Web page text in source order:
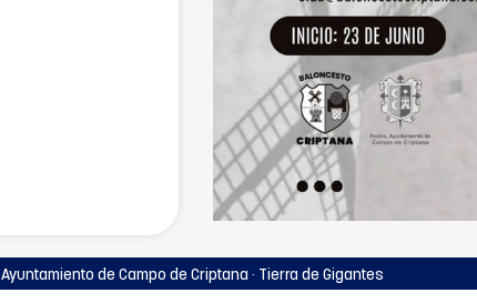
Ayuntamiento de Campo de Criptana · Tierra de Gigantes